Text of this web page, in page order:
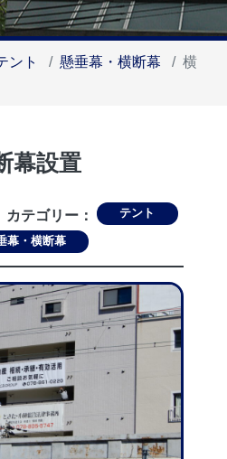
ント 懸垂幕・横断幕
横
幕設置
テゴリー： テント
幕・横断幕